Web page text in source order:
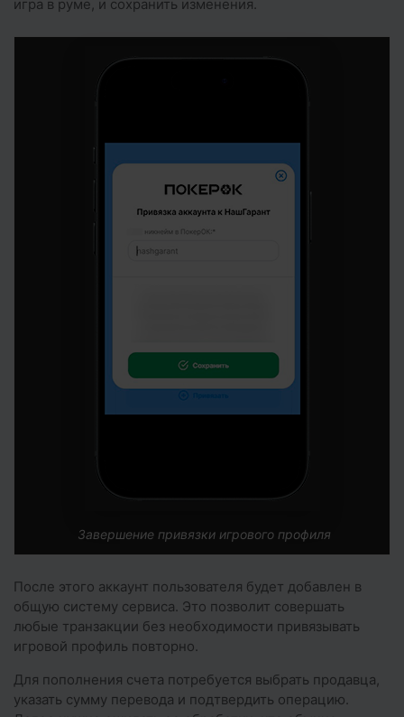
игра в руме, и сохранить изменения.
Завершение привязки игрового профиля
После этого аккаунт пользователя будет добавлен в
общую систему сервиса. Это позволит совершать
любые транзакции без необходимости привязывать
игровой профиль повторно.
Для пополнения счета потребуется выбрать продавца,
указать сумму перевода и подтвердить операцию.